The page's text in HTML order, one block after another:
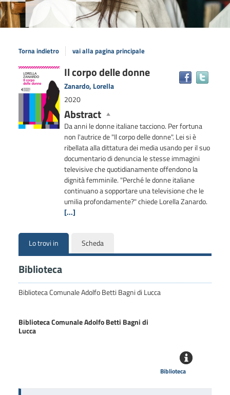
Torna indietro vai alla pagina principale
Dettaglio
del
documento
Il corpo delle donne
Zanardo, Lorella
2020
Abstract
Da anni le donne italiane tacciono. Per fortuna
non l'autrice de "Il corpo delle donne". Lei si è
ribellata alla dittatura dei media usando per il suo
documentario di denuncia le stesse immagini
televisive che quotidianamente offendono la
dignità femminile. "Perché le donne italiane
continuano a sopportare una televisione che le
umilia profondamente?" chiede Lorella Zanardo.
[...]
Lo trovi in Scheda
Biblioteca
Biblioteca Comunale Adolfo Betti Bagni di Lucca
Biblioteca Comunale Adolfo Betti Bagni di
Lucca
Biblioteca